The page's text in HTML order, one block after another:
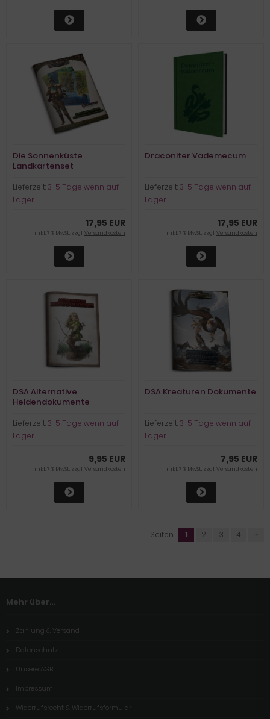
Die Sonnenküste
Landkartenset
Lieferzeit:3-5 Tage wenn auf
Lager
17,95 EUR
inkl. 7 % MwSt. zzgl.Versandkosten
Draconiter Vademecum
Lieferzeit:3-5 Tage wenn auf
Lager
17,95 EUR
inkl. 7 % MwSt. zzgl.Versandkosten
DSA Alternative
Heldendokumente
Lieferzeit:3-5 Tage wenn auf
Lager
9,95 EUR
inkl. 7 % MwSt. zzgl.Versandkosten
DSA Kreaturen Dokumente
Lieferzeit:3-5 Tage wenn auf
Lager
7,95 EUR
inkl. 7 % MwSt. zzgl.Versandkosten
Seiten: 1 2 3 4 »
Mehr über...
Zahlung & Versand
Datenschutz
Unsere AGB
Impressum
Widerrufsrecht & Widerrufsformular